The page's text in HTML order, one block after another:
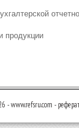
продукции
- www.refsru.com -